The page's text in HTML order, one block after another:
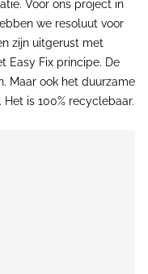
Voor ons project in
we resoluut voor
zijn uitgerust met
Easy Fix principe. De
Maar ook het duurzame
is 100% recyclebaar.